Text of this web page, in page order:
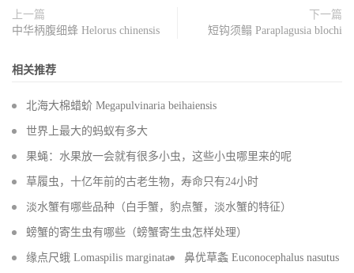
上一篇
中华柄腹细蜂 Helorus chinensis
下一篇
短钩须鳎 Paraplagusia blochi
相关推荐
北海大棉蜡蚧 Megapulvinaria beihaiensis
世界上最大的蚂蚁有多大
果蝇：水果放一会就有很多小虫，这些小虫哪里来的呢
草履虫，十亿年前的古老生物，寿命只有24小时
淡水蟹有哪些品种（白手蟹，豹点蟹，淡水蟹的特征）
螃蟹的寄生虫有哪些（螃蟹寄生虫怎样处理）
缘点尺蛾 Lomaspilis marginata 鼻优草螽 Euconocephalus nasutus